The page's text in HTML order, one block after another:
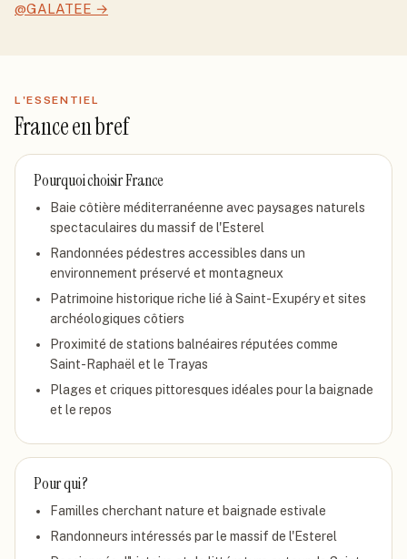
@GALATEE →
L'ESSENTIEL
Franceen bref
Pourquoi choisirFrance
Baie côtière méditerranéenne avec paysages naturels
spectaculaires du massif de l'Esterel
Randonnées pédestres accessibles dans un
environnement préservé et montagneux
Patrimoine historique riche lié à Saint-Exupéry et sites
archéologiques côtiers
Proximité de stations balnéaires réputées comme
Saint-Raphaël et le Trayas
Plages et criques pittoresques idéales pour la baignade
et le repos
Pour qui ?
Familles cherchant nature et baignade estivale
Randonneurs intéressés par le massif de l'Esterel